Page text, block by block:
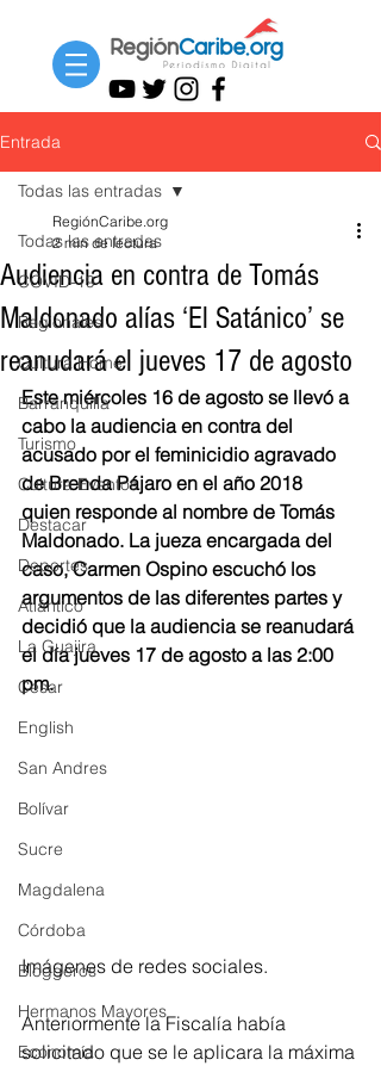
Entrada
Todas las entradas
COVID-19
Regionales
Cultura Home
Barranquilla
Turismo
Cultura Eventos
Destacar
Deportes
Atlántico
La Guajira
Cesar
English
San Andres
Bolívar
Sucre
Magdalena
Córdoba
Bloggeros
Hermanos Mayores
Economía
Todas las entradas
Audiencia en contra de Tomás
Maldonado alías ‘El Satánico’ se
reanudará el jueves 17 de agosto
RegiónCaribe.org
2 min de lectura
Este miércoles 16 de agosto se llevó a
cabo la audiencia en contra del
acusado por el feminicidio agravado
de Brenda Pájaro en el año 2018
quien responde al nombre de Tomás
Maldonado. La jueza encargada del
caso, Carmen Ospino escuchó los
argumentos de las diferentes partes y
decidió que la audiencia se reanudará
el día jueves 17 de agosto a las 2:00
pm.
Imágenes de redes sociales.
Anteriormente la Fiscalía había
solicitado que se le aplicara la máxima